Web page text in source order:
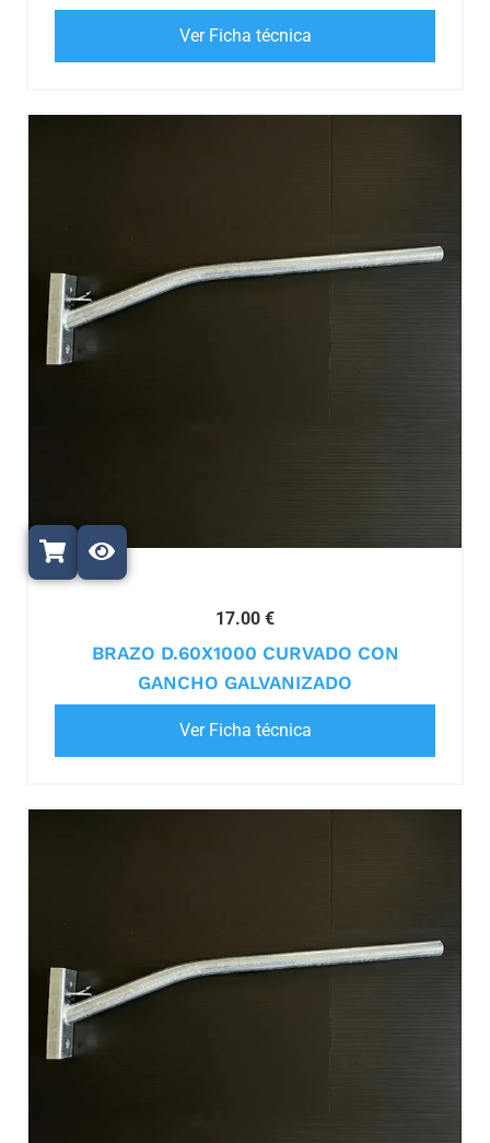
Ver Ficha técnica
17.00 €
BRAZO D.60X1000 CURVADO CON
GANCHO GALVANIZADO
Ver Ficha técnica